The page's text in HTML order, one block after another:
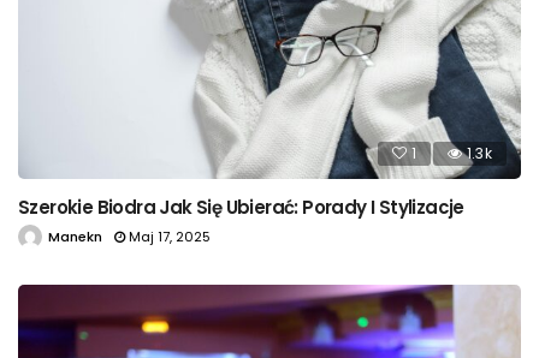
1 1.3k
Szerokie Biodra Jak Się Ubierać: Porady I Stylizacje
Manekn Maj 17, 2025